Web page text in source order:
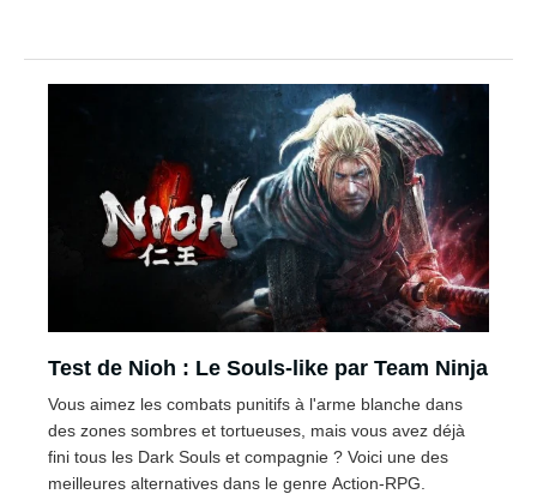
Test de Nioh : Le Souls-like par Team Ninja
Vous aimez les combats punitifs à l'arme blanche dans
des zones sombres et tortueuses, mais vous avez déjà
fini tous les Dark Souls et compagnie ? Voici une des
meilleures alternatives dans le genre Action-RPG.